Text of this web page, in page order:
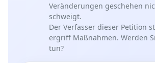
Veränderungen geschehen
schweigt.
Der Verfasser dieser Petition
ergriff Maßnahmen. Werden
tun?